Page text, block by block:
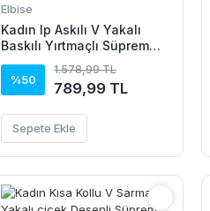
Elbise
Kadın Ip Askılı V Yakalı
Baskılı Yırtmaçlı Süprem
Uzun Elbise
%50
1.578,99 TL
789,99 TL
Sepete Ekle